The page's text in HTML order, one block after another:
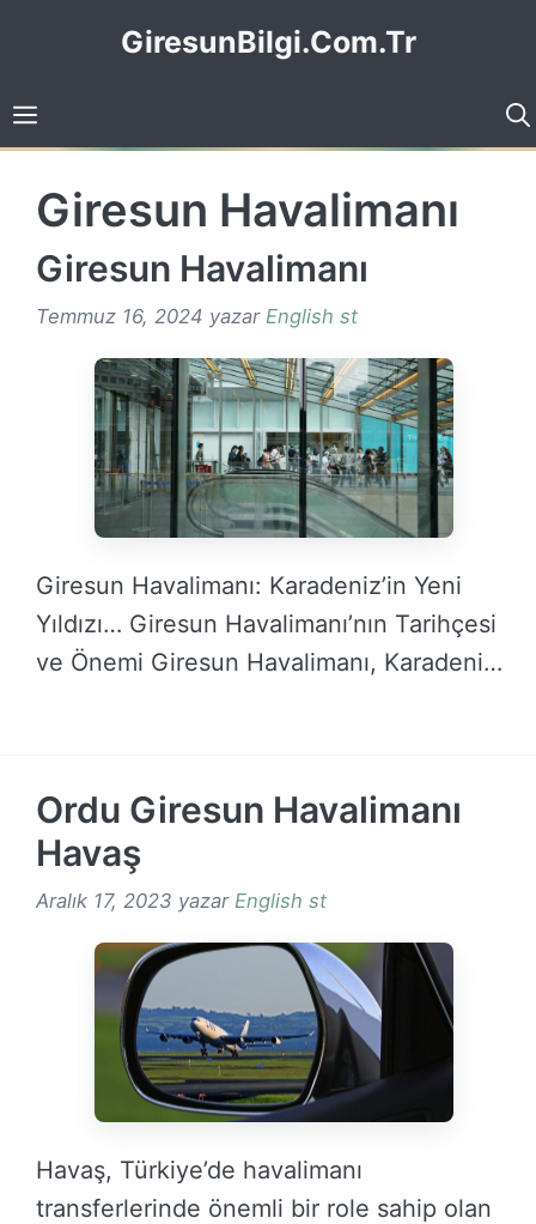
GiresunBilgi.Com.Tr
Giresun Havalimanı
Giresun Havalimanı
Temmuz 16, 2024 yazar English st
Giresun Havalimanı: Karadeniz’in Yeni
Yıldızı… Giresun Havalimanı’nın Tarihçesi
ve Önemi Giresun Havalimanı, Karadeniz
Ordu Giresun Havalimanı
Havaş
Aralık 17, 2023 yazar English st
Havaş, Türkiye’de havalimanı
transferlerinde önemli bir role sahip olan